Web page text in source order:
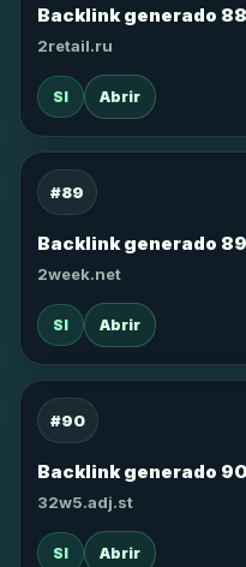
Backlink generado 88
2retail.ru
SI Abrir
#89
Backlink generado 89
2week.net
SI Abrir
#90
Backlink generado 90
32w5.adj.st
SI Abrir